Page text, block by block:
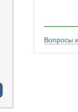
Вопросы